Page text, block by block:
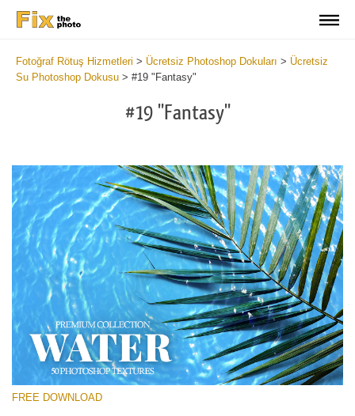
Fotoğraf Rötuş Hizmetleri > Ücretsiz Photoshop Dokuları > Ücretsiz
Su Photoshop Dokusu > #19 "Fantasy"
#19 "Fantasy"
Lütfen seçin
FREE DOWNLOAD